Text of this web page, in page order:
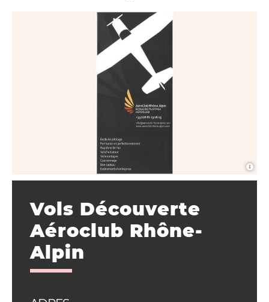
Vols Découverte
Aéroclub Rhône-
Alpin